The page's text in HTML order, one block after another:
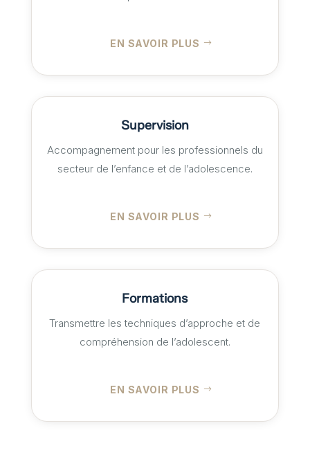
les techniques d’approche et de compréhension
des ados.
EN SAVOIR PLUS
Supervision
Accompagnement pour les professionnels du
secteur de l’enfance et de l’adolescence.
EN SAVOIR PLUS
Formations
Transmettre les techniques d’approche et de
compréhension de l’adolescent.
EN SAVOIR PLUS